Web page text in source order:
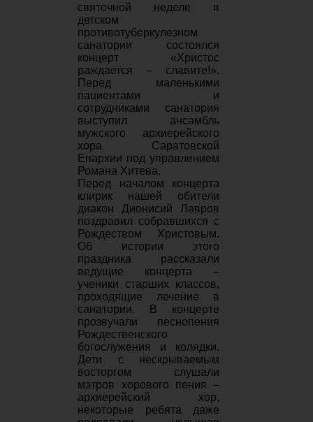
святочной неделе в
детском
противотуберкулезном
санатории состоялся
концерт «Христос
раждается – славите!».
Перед маленькими
пациентами и
сотрудниками санатория
выступил ансамбль
мужского архиерейского
хора Саратовской
Епархии под управлением
Романа Хитева.
Перед началом концерта
клирик нашей обители
диакон Дионисий Лавров
поздравил собравшихся с
Рождеством Христовым.
Об истории этого
праздника рассказали
ведущие концерта –
ученики старших классов,
проходящие лечение в
санатории. В концерте
прозвучали песнопения
Рождественского
богослужения и колядки.
Дети с нескрываемым
восторгом слушали
мэтров хорового пения –
архиерейский хор,
некоторые ребята даже